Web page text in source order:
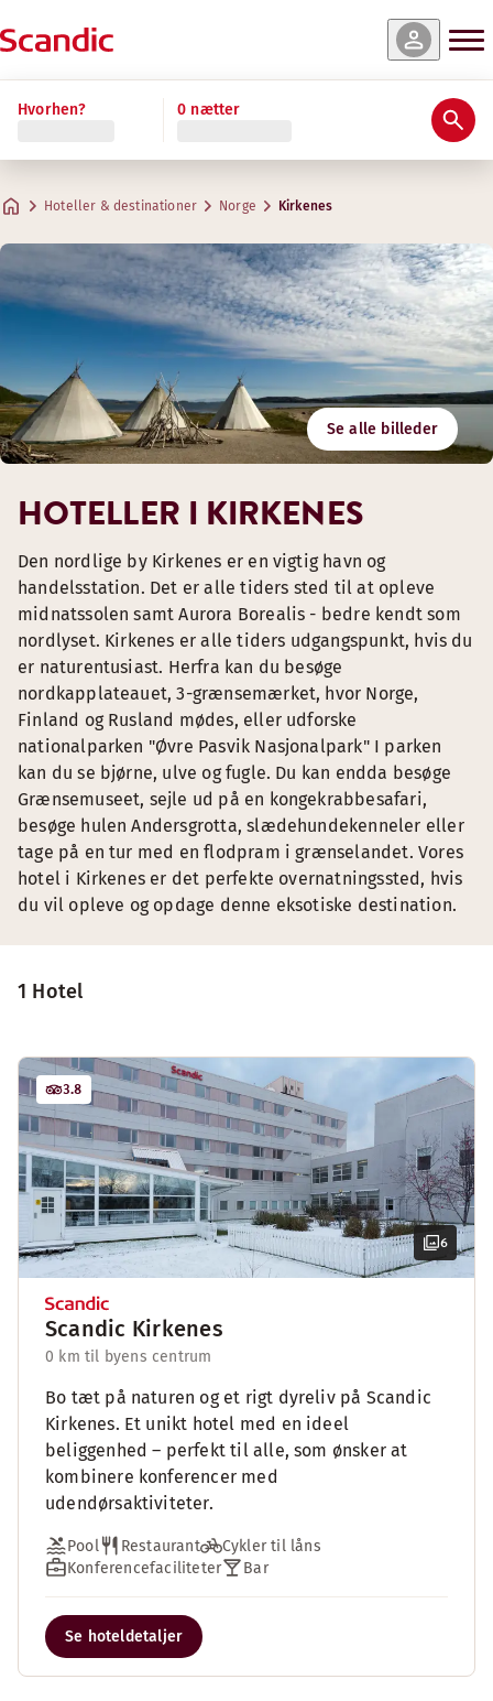
Hvorhen? 0 nætter
Hoteller & destinationer Norge Kirkenes
Se alle billeder
1 Hotel
6
3.8
Scandic Kirkenes
0 km til byens centrum
Bo tæt på naturen og et rigt dyreliv på Scandic
Kirkenes. Et unikt hotel med en ideel
beliggenhed – perfekt til alle, som ønsker at
kombinere konferencer med
udendørsaktiviteter.
Pool Restaurant
Cykler til låns
Konferencefaciliteter
Bar
Se hoteldetaljer
HOTELLER I KIRKENES
Den nordlige by Kirkenes er en vigtig havn og
handelsstation. Det er alle tiders sted til at opleve
midnatssolen samt Aurora Borealis - bedre kendt som
nordlyset. Kirkenes er alle tiders udgangspunkt, hvis du
er naturentusiast. Herfra kan du besøge
nordkapplateauet, 3-grænsemærket, hvor Norge,
Finland og Rusland mødes, eller udforske
nationalparken "Øvre Pasvik Nasjonalpark" I parken
kan du se bjørne, ulve og fugle. Du kan endda besøge
Grænsemuseet, sejle ud på en kongekrabbesafari,
besøge hulen Andersgrotta, slædehundekenneler eller
tage på en tur med en flodpram i grænselandet. Vores
hotel i Kirkenes er det perfekte overnatningssted, hvis
du vil opleve og opdage denne eksotiske destination.